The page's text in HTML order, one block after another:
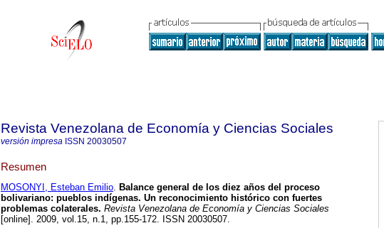
Revista Venezolana de Economía y Ciencias Sociales
versión impresa ISSN 20030507
Resumen
MOSONYI, Esteban Emilio. Balance general de los diez años del proceso
bolivariano: pueblos indígenas. Un reconocimiento histórico con fuertes
problemas colaterales. Revista Venezolana de Economía y Ciencias Sociales
[online]. 2009, vol.15, n.1, pp.155-172. ISSN 20030507.